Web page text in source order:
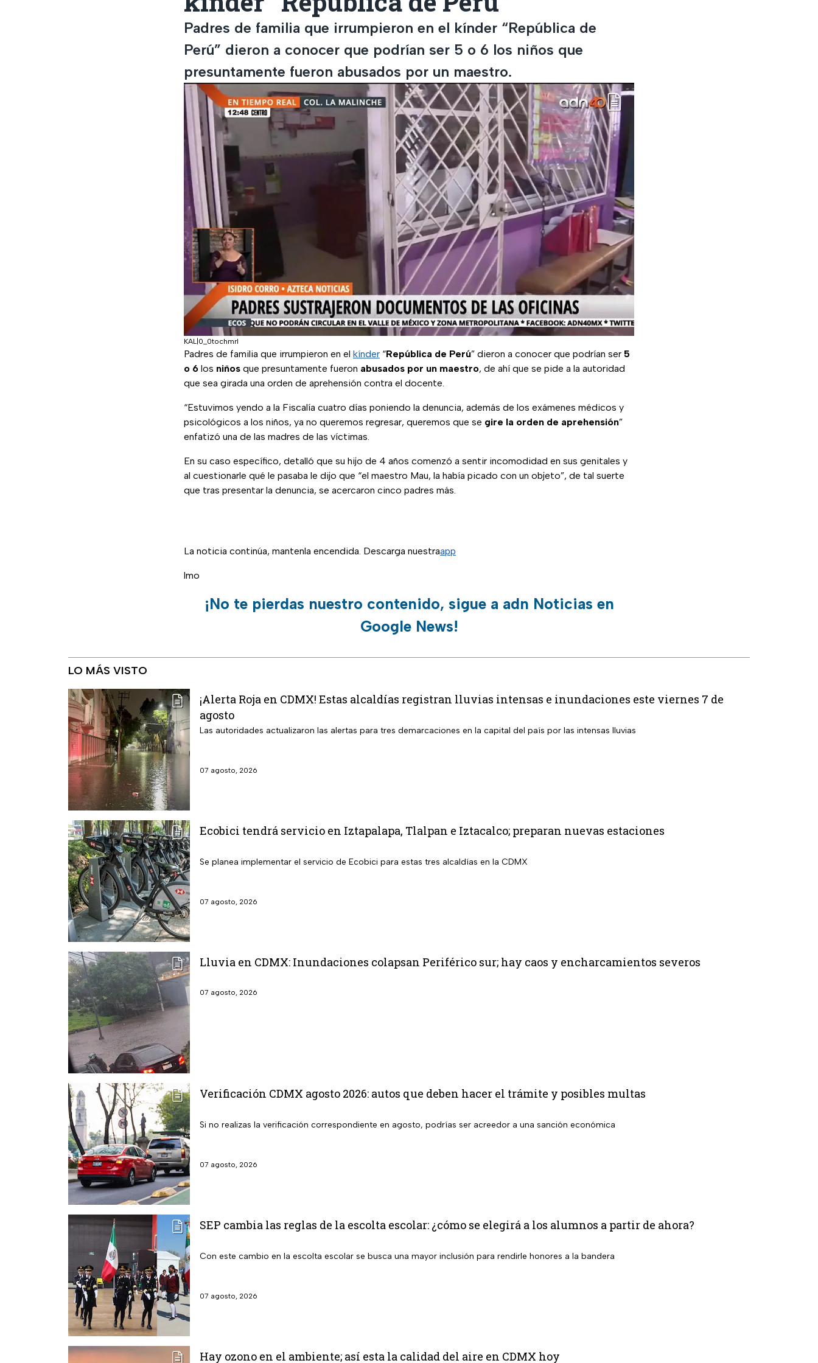
Padres de familia que irrumpieron en el kínder “República de
Perú” dieron a conocer que podrían ser 5 o 6 los niños que
presuntamente fueron abusados por un maestro.
KAL|0_0tochmrl
Padres de familia que irrumpieron en el kínder “República de Perú” dieron a conocer que podrían ser 5
o 6 los niños que presuntamente fueron abusados por un maestro, de ahí que se pide a la autoridad
que sea girada una orden de aprehensión contra el docente.
“Estuvimos yendo a la Fiscalía cuatro días poniendo la denuncia, además de los exámenes médicos y
psicológicos a los niños, ya no queremos regresar, queremos que se gire la orden de aprehensión”
enfatizó una de las madres de las víctimas.
En su caso específico, detalló que su hijo de 4 años comenzó a sentir incomodidad en sus genitales y
al cuestionarle qué le pasaba le dijo que “el maestro Mau, la había picado con un objeto”, de tal suerte
que tras presentar la denuncia, se acercaron cinco padres más.
La noticia continúa, mantenla encendida. Descarga nuestraapp
lmo
¡No te pierdas nuestro contenido, sigue a adn Noticias en
Google News!
LO MÁS VISTO
¡Alerta Roja en CDMX! Estas alcaldías registran lluvias intensas e inundaciones este viernes 7 de
agosto
Las autoridades actualizaron las alertas para tres demarcaciones en la capital del país por las intensas lluvias
07 agosto, 2026
Ecobici tendrá servicio en Iztapalapa, Tlalpan e Iztacalco; preparan nuevas estaciones
Se planea implementar el servicio de Ecobici para estas tres alcaldías en la CDMX
07 agosto, 2026
Lluvia en CDMX: Inundaciones colapsan Periférico sur; hay caos y encharcamientos severos
07 agosto, 2026
Verificación CDMX agosto 2026: autos que deben hacer el trámite y posibles multas
Si no realizas la verificación correspondiente en agosto, podrías ser acreedor a una sanción económica
07 agosto, 2026
SEP cambia las reglas de la escolta escolar: ¿cómo se elegirá a los alumnos a partir de ahora?
Con este cambio en la escolta escolar se busca una mayor inclusión para rendirle honores a la bandera
07 agosto, 2026
Hay ozono en el ambiente; así esta la calidad del aire en CDMX hoy